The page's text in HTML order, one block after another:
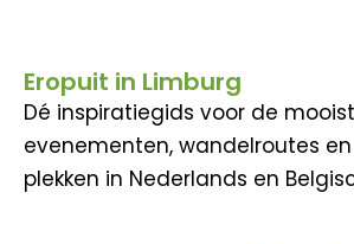
Eropuit in Limburg
Dé inspiratiegids voor de
evenementen, wandelroutes
plekken in Nederlands en